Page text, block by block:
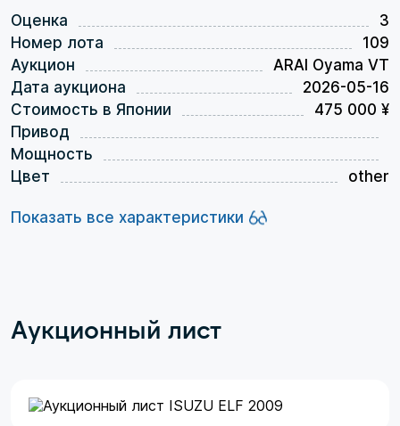
Оценка
3
Номер лота
109
Аукцион
ARAI Oyama VT
Дата аукциона
2026-05-16
Стоимость в Японии
475 000 ¥
Привод
Мощность
Цвет
other
Показать все характеристики
Аукционный лист